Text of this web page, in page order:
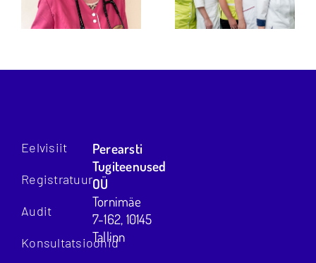
Eelvisiit
Registratuur
Audit
Konsultatsioonid
Perearsti
Tugiteenused
OÜ
Tornimäe
7-162, 10145
Tallinn